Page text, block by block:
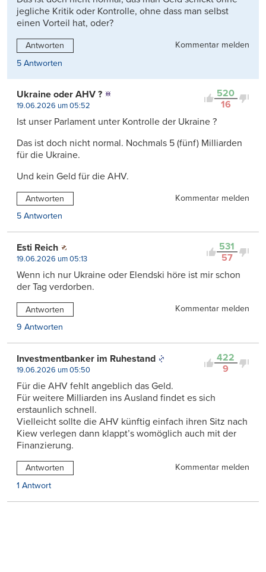
jegliche Kritik oder Kontrolle, ohne dass man selbst
einen Vorteil hat, oder?
Antworten
Kommentar melden
5 Antworten
520
16
Ukraine oder AHV ?
19.06.2026 um 05:52
Ist unser Parlament unter Kontrolle der Ukraine ?
Das ist doch nicht normal. Nochmals 5 (fünf) Milliarden
für die Ukraine.
Und kein Geld für die AHV.
Antworten
Kommentar melden
5 Antworten
531
57
Esti Reich
19.06.2026 um 05:13
Wenn ich nur Ukraine oder Elendski höre ist mir schon
der Tag verdorben.
Antworten
Kommentar melden
9 Antworten
422
9
Investmentbanker im Ruhestand
19.06.2026 um 05:50
Für die AHV fehlt angeblich das Geld.
Für weitere Milliarden ins Ausland findet es sich
erstaunlich schnell.
Vielleicht sollte die AHV künftig einfach ihren Sitz nach
Kiew verlegen dann klappt’s womöglich auch mit der
Finanzierung.
Antworten
Kommentar melden
1 Antwort